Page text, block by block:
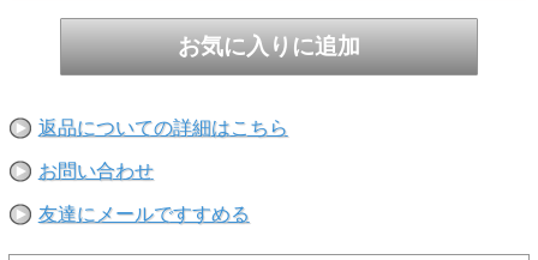
返品についての詳細はこちら
お問い合わせ
友達にメールですすめる